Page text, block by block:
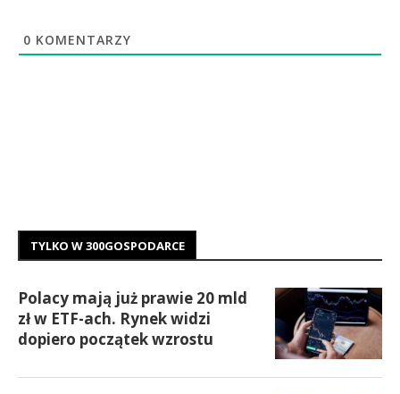
0 KOMENTARZY
TYLKO W 300GOSPODARCE
Polacy mają już prawie 20 mld
zł w ETF-ach. Rynek widzi
dopiero początek wzrostu